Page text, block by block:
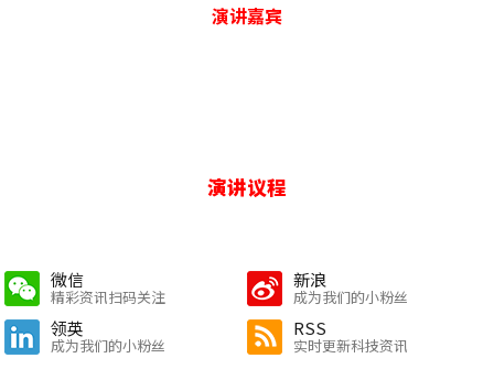
演讲嘉宾
演讲议程
微信
精彩资讯扫码关注
新浪
成为我们的小粉丝
领英
成为我们的小粉丝
RSS
实时更新科技资讯